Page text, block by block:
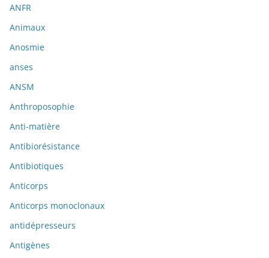
ANFR
Animaux
Anosmie
anses
ANSM
Anthroposophie
Anti-matière
Antibiorésistance
Antibiotiques
Anticorps
Anticorps monoclonaux
antidépresseurs
Antigènes